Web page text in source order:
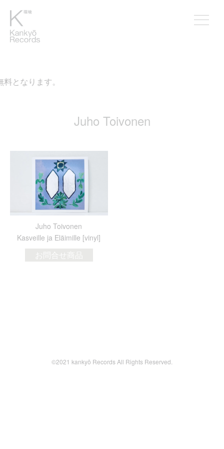
となります。
Juho Toivonen
Juho Toivonen
Kasveille ja El​ä​imille [vinyl]
お問合せ商品
©2021 kankyō Records All Rights Reserved.